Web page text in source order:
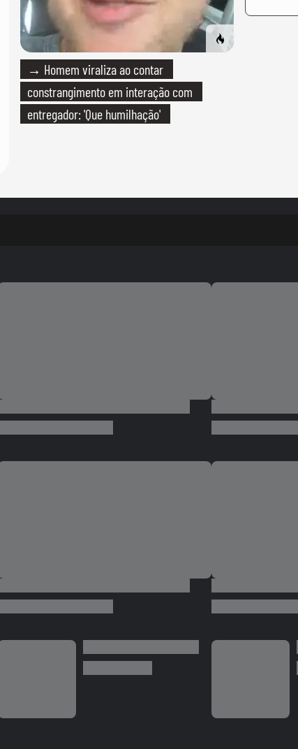
→ Homem viraliza ao contar
constrangimento em interação com
entregador: 'Que humilhação'